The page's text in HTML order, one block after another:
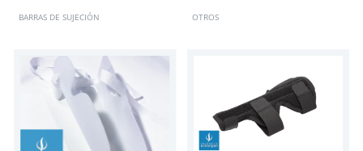
BARRAS DE SUJECIÓN OTROS